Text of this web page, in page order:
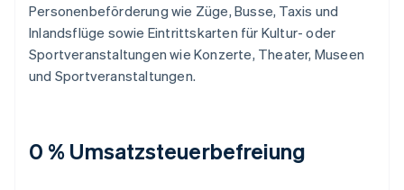
Personenbeförderung wie Züge, Busse, Taxis und
Inlandsflüge sowie Eintrittskarten für Kultur- oder
Sportveranstaltungen wie Konzerte, Theater, Museen
und Sportveranstaltungen.
0 % Umsatzsteuerbefreiung